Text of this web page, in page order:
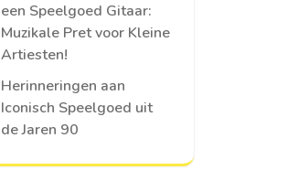
een Speelgoed Gitaar:
Muzikale Pret voor Kleine
Artiesten!
Herinneringen aan
Iconisch Speelgoed uit
de Jaren 90